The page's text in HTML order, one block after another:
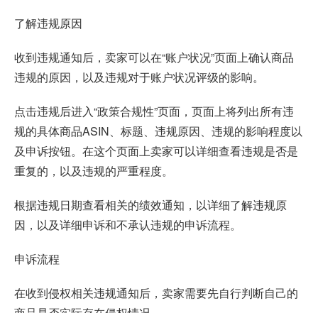
了解违规原因
收到违规通知后，卖家可以在“账户状况”页面上确认商品
违规的原因，以及违规对于账户状况评级的影响。
点击违规后进入“政策合规性”页面，页面上将列出所有违
规的具体商品ASIN、标题、违规原因、违规的影响程度以
及申诉按钮。在这个页面上卖家可以详细查看违规是否是
重复的，以及违规的严重程度。
根据违规日期查看相关的绩效通知，以详细了解违规原
因，以及详细申诉和不承认违规的申诉流程。
申诉流程
在收到侵权相关违规通知后，卖家需要先自行判断自己的